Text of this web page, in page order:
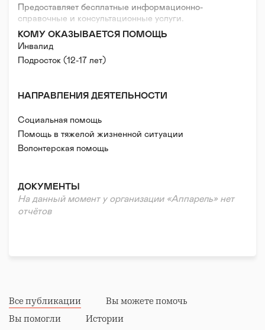
Предоставляет бесплатные информационно-
справочные и консультационные услуги.
КОМУ ОКАЗЫВАЕТСЯ ПОМОЩЬ
Инвалид
Подросток (12-17 лет)
НАПРАВЛЕНИЯ ДЕЯТЕЛЬНОСТИ
Социальная помощь
Помощь в тяжелой жизненной ситуации
Волонтерская помощь
ДОКУМЕНТЫ
На данный момент у организации «Аппарель» нет
отчётов
Все публикации
Вы можете помочь
Вы помогли
Истории